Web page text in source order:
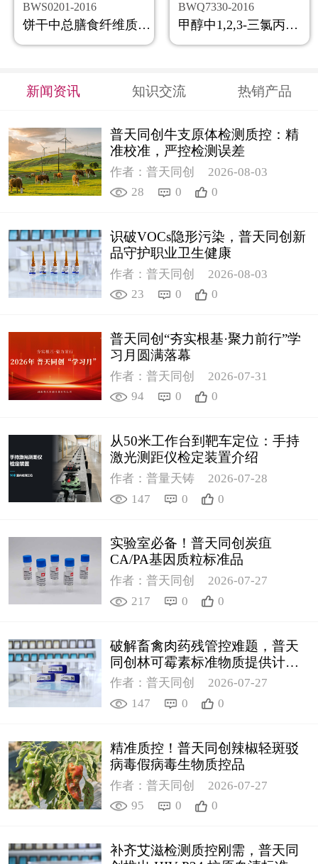
BWS0201-2016
饼干中总膳食纤维质控样品
BWQ7330-2016
甲醇中1,2,3-三氯丙烷溶液标准物质
新闻资讯 知识交流 热销产品
普天同创牛支原体检测质控：精
准校准，严控检测误差
作者：普天同创
2026-08-03
28
0 0
识破VOCs隐形污染，普天同创新
品守护职业卫生健康
作者：普天同创
2026-08-03
23
0 0
普天同创“夯实根基·聚力前行”学
习月圆满落幕
作者：普天同创
2026-07-31
94
0 0
从50米工作台到靶车定位：手持
激光测距仪检定装置介绍
作者：普量天铸
2026-07-28
147
0 0
实验室必备！普天同创炭疽
CA/PA基因质粒标准品
作者：普天同创
2026-07-27
217
0 0
破解畜禽肉药残管控难题，普天
同创林可霉素标准物质提供计量
支撑
作者：普天同创
2026-07-27
147
0 0
精准质控！普天同创辣椒轻斑驳
病毒假病毒生物质控品
作者：普天同创
2026-07-27
95
0 0
补齐艾滋检测质控刚需，普天同